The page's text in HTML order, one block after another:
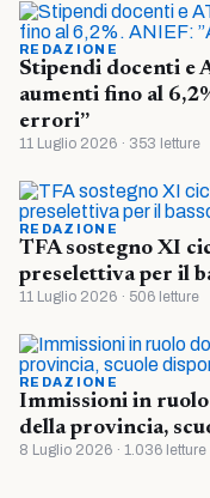
REDAZIONE
Stipendi docenti e
aumenti fino al
errori”
11 Luglio 2026 · 353 letture
REDAZIONE
TFA sostegno XI
preselettiva per il
11 Luglio 2026 · 506 letture
REDAZIONE
Immissioni in
della provincia,
8 Luglio 2026 · 1.036 letture